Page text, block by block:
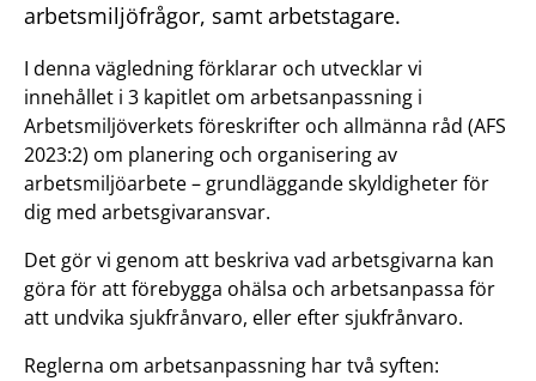
arbetsmiljöfrågor, samt arbetstagare.
I denna vägledning förklarar och utvecklar vi
innehållet i 3 kapitlet om arbetsanpassning i
Arbetsmiljöverkets föreskrifter och allmänna råd (AFS
2023:2) om planering och organisering av
arbetsmiljöarbete – grundläggande skyldigheter för
dig med arbetsgivaransvar.
Det gör vi genom att beskriva vad arbetsgivarna kan
göra för att förebygga ohälsa och arbetsanpassa för
att undvika sjukfrånvaro, eller efter sjukfrånvaro.
Reglerna om arbetsanpassning har två syften: